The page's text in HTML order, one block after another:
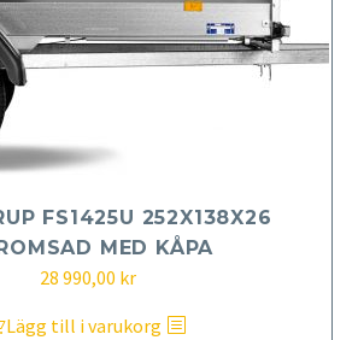
FS1425U 252X138X26
MED KÅPA
28 990,00 kr
Lägg till i varukorg